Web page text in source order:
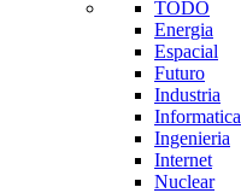
TODO
Energia
Espacial
Futuro
Industria
Informatica
Ingenieria
Internet
Nuclear